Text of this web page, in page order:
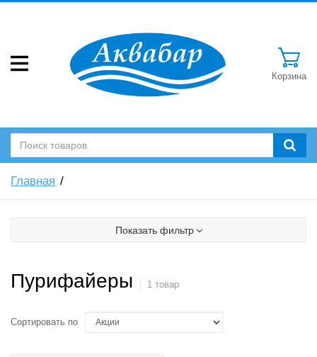
Корзина
Главная
Показать фильтр
Пурифайеры 1 товар
Сортировать по